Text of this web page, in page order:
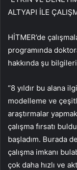
ALTYAPI İLE
HİTMER’de
programında
hakkında şu
“8 yıldır bu alana
modelleme ve
araştırmalar
çalışma fırsatı
başladım. Burada
çalışma imkanı
çok daha hızlı ve